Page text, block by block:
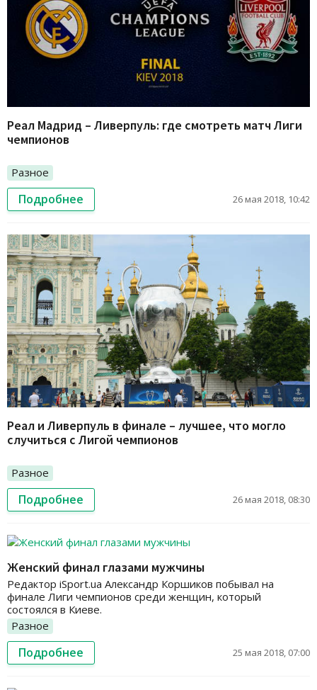
Реал Мадрид – Ливерпуль: где смотреть матч Лиги
чемпионов
Разное
Подробнее 26 мая 2018, 10:42
Реал и Ливерпуль в финале – лучшее, что могло
случиться с Лигой чемпионов
Разное
Подробнее 26 мая 2018, 08:30
Женский финал глазами мужчины
Редактор iSport.ua Александр Коршиков побывал на
финале Лиги чемпионов среди женщин, который
состоялся в Киеве.
Разное
Подробнее 25 мая 2018, 07:00